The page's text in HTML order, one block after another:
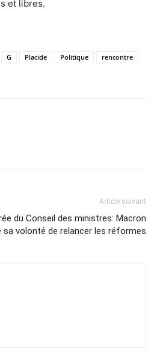
et libres.
G Placide Politique
rencontre
Article suivant
du Conseil des ministres: Macron
sa volonté de relancer les réformes